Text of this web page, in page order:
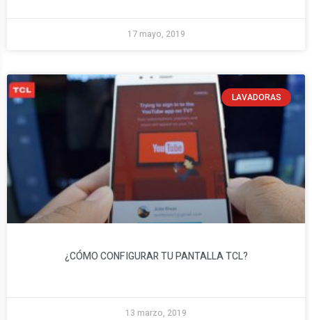
17 mayo, 2019
LAVADORAS
¿CÓMO CONFIGURAR TU PANTALLA TCL?​
13 marzo, 2019